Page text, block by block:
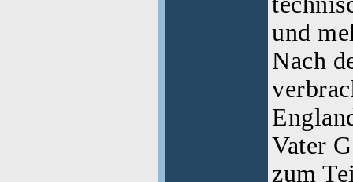
und
Nach
Vater
zum